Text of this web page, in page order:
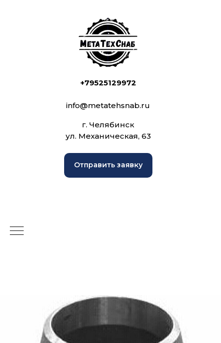
+79525129972
info@metatehsnab.ru
г. Челябинск
ул. Механическая, 63
Отправить заявку